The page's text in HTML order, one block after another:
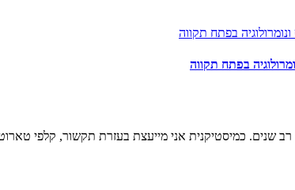
בפתח תקווה
שנים. כמיסטיקנית אני מייעצת בעזרת תקשור, קלפי